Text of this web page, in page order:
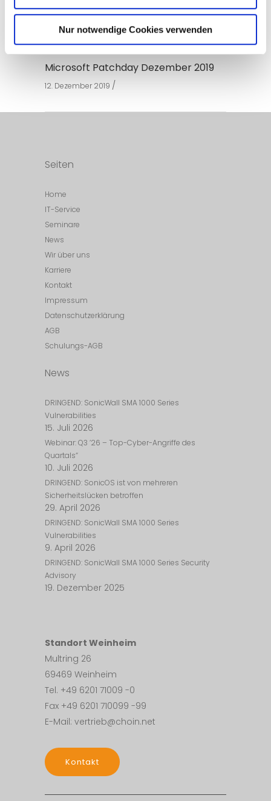
Nur notwendige Cookies verwenden
14. Januar 2020
Microsoft Patchday Dezember 2019
12. Dezember 2019
Seiten
Home
IT-Service
Seminare
News
Wir über uns
Karriere
Kontakt
Impressum
Datenschutzerklärung
AGB
Schulungs-AGB
News
DRINGEND: SonicWall SMA 1000 Series
Vulnerabilities
15. Juli 2026
Webinar: Q3 ’26 – Top-Cyber-Angriffe des
Quartals“
10. Juli 2026
DRINGEND: SonicOS ist von mehreren
Sicherheitslücken betroffen
29. April 2026
DRINGEND: SonicWall SMA 1000 Series
Vulnerabilities
9. April 2026
DRINGEND: SonicWall SMA 1000 Series Security
Advisory
19. Dezember 2025
Standort Weinheim
Multring 26
69469 Weinheim
Tel. +49 6201 71009 -0
Fax +49 6201 710099 -99
E-Mail: vertrieb@choin.net
Kontakt